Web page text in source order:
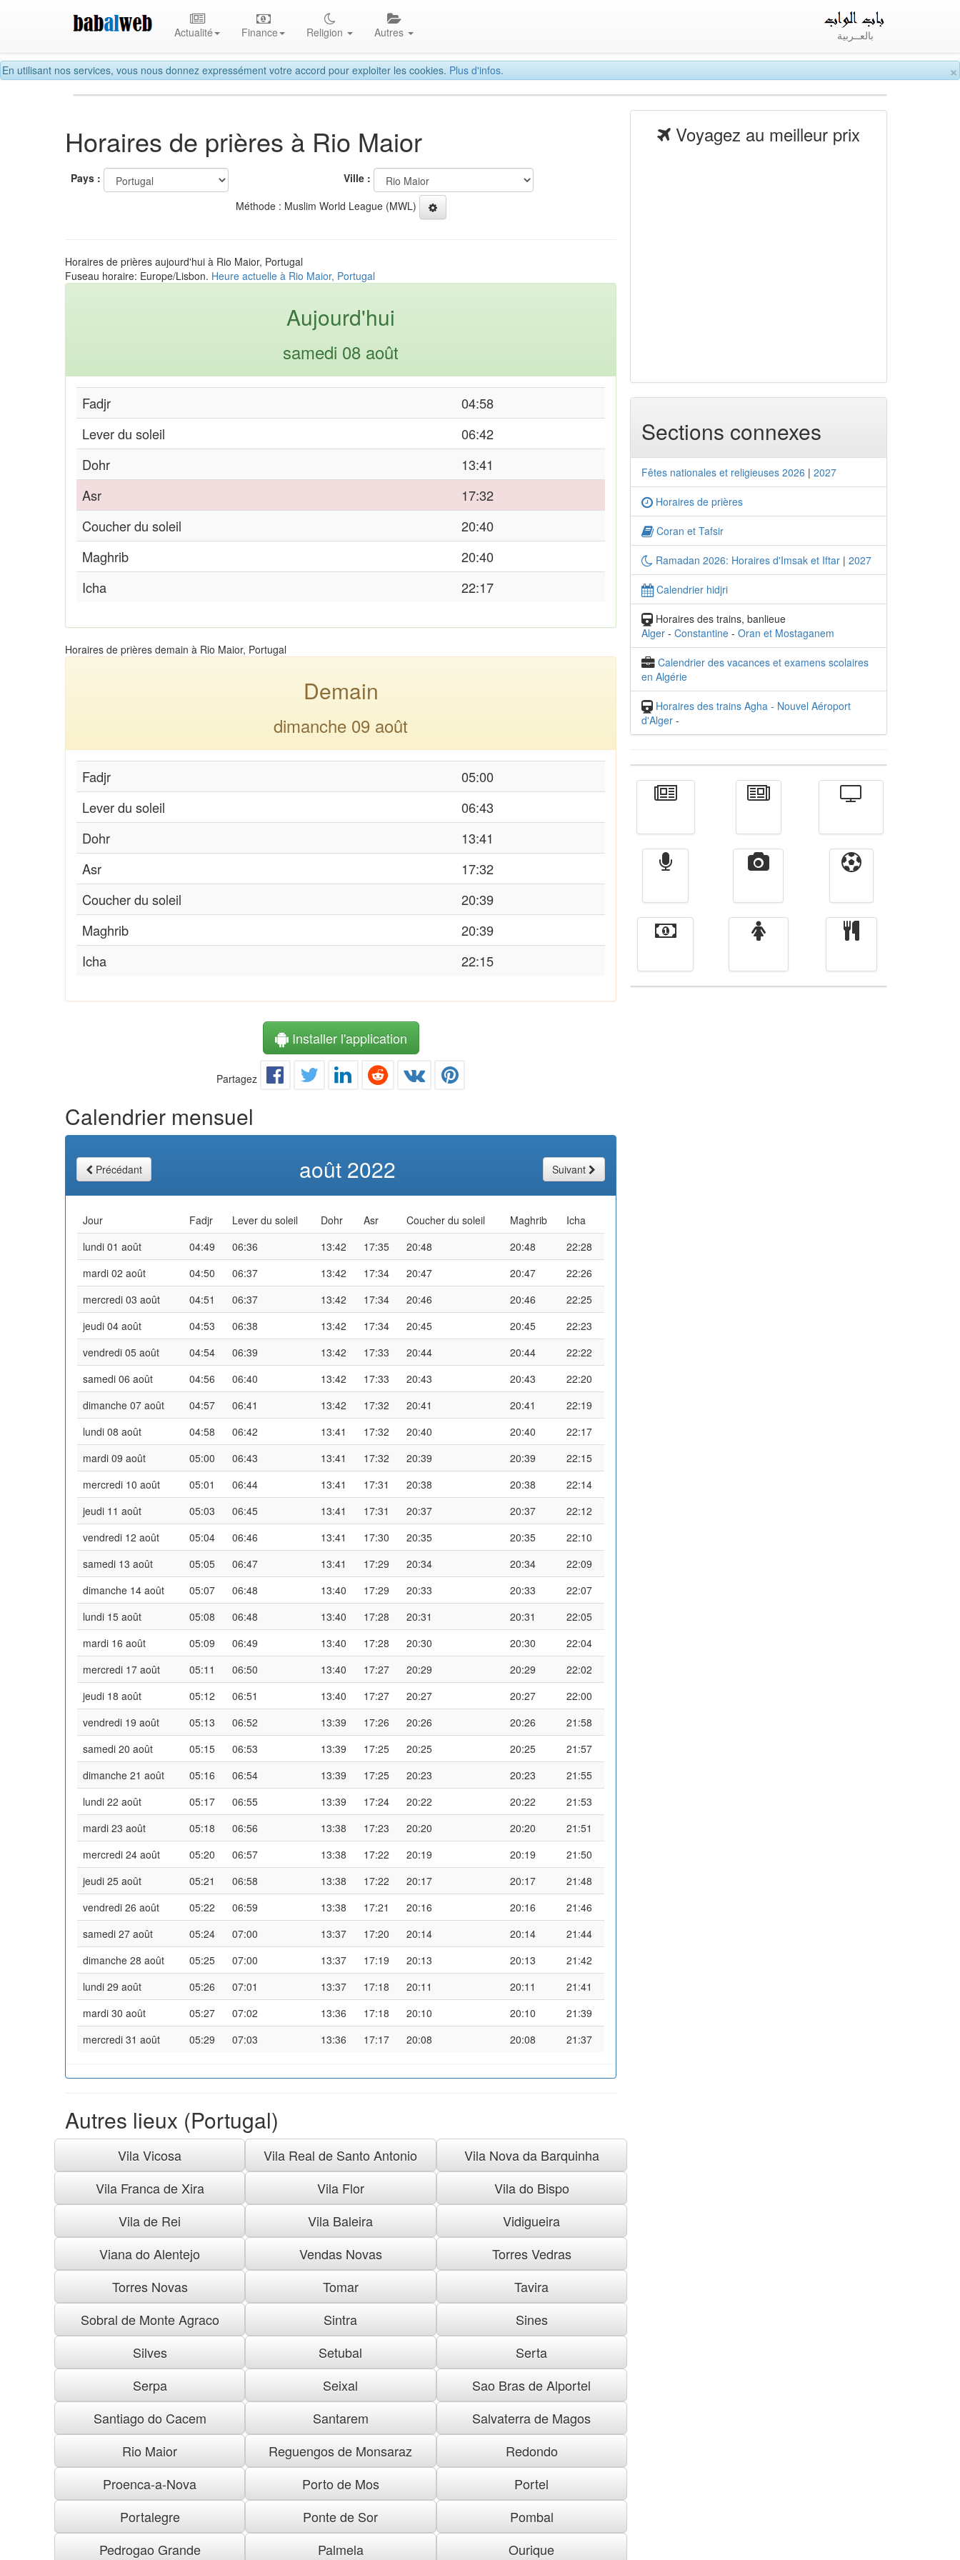
×
En utilisant nos services, vous nous donnez expressément votre accord pour exploiter les cookies. Plus d'infos.
Actualité Finance Religion Autres بالعــربية
Horaires de prières à Rio Maior
Pays :
Ville :
Méthode : Muslim World League (MWL)
Horaires de prières aujourd'hui à Rio Maior, Portugal
Fuseau horaire: Europe/Lisbon. Heure actuelle à Rio Maior, Portugal
Aujourd'hui
samedi 08 août
Fadjr
04:58
Lever du soleil
06:42
Dohr
13:41
Asr
17:32
Coucher du soleil
20:40
Maghrib
20:40
Icha
22:17
Horaires de prières demain à Rio Maior, Portugal
Demain
dimanche 09 août
Fadjr
05:00
Lever du soleil
06:43
Dohr
13:41
Asr
17:32
Coucher du soleil
20:39
Maghrib
20:39
Icha
22:15
Installer l'application
Partagez
Calendrier mensuel
Précédant août 2022 Suivant
Jour Fadjr Lever du soleil Dohr Asr Coucher du soleil Maghrib
Icha
lundi 01 août
04:49 06:36 13:42 17:35 20:48 20:48
22:28
mardi 02 août
04:50 06:37 13:42 17:34 20:47 20:47
22:26
mercredi 03 août
04:51 06:37 13:42 17:34 20:46 20:46
22:25
jeudi 04 août
04:53 06:38 13:42 17:34 20:45 20:45
22:23
vendredi 05 août
04:54 06:39 13:42 17:33 20:44 20:44
22:22
samedi 06 août
04:56 06:40 13:42 17:33 20:43 20:43
22:20
dimanche 07 août
04:57 06:41 13:42 17:32 20:41 20:41
22:19
lundi 08 août
04:58 06:42 13:41 17:32 20:40 20:40
22:17
mardi 09 août
05:00 06:43 13:41 17:32 20:39 20:39
22:15
mercredi 10 août
05:01 06:44 13:41 17:31 20:38 20:38
22:14
jeudi 11 août
05:03 06:45 13:41 17:31 20:37 20:37
22:12
vendredi 12 août
05:04 06:46 13:41 17:30 20:35 20:35
22:10
samedi 13 août
05:05 06:47 13:41 17:29 20:34 20:34
22:09
dimanche 14 août
05:07 06:48 13:40 17:29 20:33 20:33
22:07
lundi 15 août
05:08 06:48 13:40 17:28 20:31 20:31
22:05
mardi 16 août
05:09 06:49 13:40 17:28 20:30 20:30
22:04
mercredi 17 août
05:11 06:50 13:40 17:27 20:29 20:29
22:02
jeudi 18 août
05:12 06:51 13:40 17:27 20:27 20:27
22:00
vendredi 19 août
05:13 06:52 13:39 17:26 20:26 20:26
21:58
samedi 20 août
05:15 06:53 13:39 17:25 20:25 20:25
21:57
dimanche 21 août
05:16 06:54 13:39 17:25 20:23 20:23
21:55
lundi 22 août
05:17 06:55 13:39 17:24 20:22 20:22
21:53
mardi 23 août
05:18 06:56 13:38 17:23 20:20 20:20
21:51
mercredi 24 août
05:20 06:57 13:38 17:22 20:19 20:19
21:50
jeudi 25 août
05:21 06:58 13:38 17:22 20:17 20:17
21:48
vendredi 26 août
05:22 06:59 13:38 17:21 20:16 20:16
21:46
samedi 27 août
05:24 07:00 13:37 17:20 20:14 20:14
21:44
dimanche 28 août
05:25 07:00 13:37 17:19 20:13 20:13
21:42
lundi 29 août
05:26 07:01 13:37 17:18 20:11 20:11
21:41
mardi 30 août
05:27 07:02 13:36 17:18 20:10 20:10
21:39
mercredi 31 août
05:29 07:03 13:36 17:17 20:08 20:08 21:37
Autres lieux (Portugal)
Vila Vicosa Vila Real de Santo Antonio
Vila Nova da Barquinha
Vila Franca de Xira
Vila Flor
Vila do Bispo
Vila de Rei
Vila Baleira
Vidigueira
Viana do Alentejo
Vendas Novas
Torres Vedras
Torres Novas
Tomar
Tavira
Sobral de Monte Agraco
Sintra
Sines
Silves
Setubal
Serta
Serpa
Seixal
Sao Bras de Alportel
Santiago do Cacem
Santarem
Salvaterra de Magos
Rio Maior
Reguengos de Monsaraz
Redondo
Proenca-a-Nova
Porto de Mos
Portel
Portalegre
Ponte de Sor
Pombal
Pedrogao Grande
Palmela Ourique
Voyagez au meilleur prix
Sections connexes
Fêtes nationales et religieuses 2026 | 2027
Horaires de prières
Coran et Tafsir
Ramadan 2026: Horaires d'Imsak et Iftar | 2027
Calendrier hidjri
Horaires des trains, banlieue
Alger - Constantine - Oran et Mostaganem
Calendrier des vacances et examens scolaires
en Algérie
Horaires des trains Agha - Nouvel Aéroport
d'Alger -